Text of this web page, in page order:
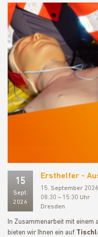
15
Sept.
2026
Ersthelfer -
15. September 2026
08:30 – 15:30 Uhr
Dresden
In Zusammenarbeit mit
bieten wir Ihnen ein auf